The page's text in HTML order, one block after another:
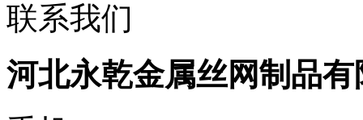
联系我们
河北永乾金属丝网制品有